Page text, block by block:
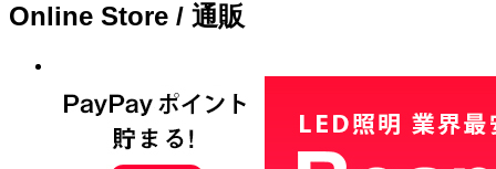
Online Store / 通販